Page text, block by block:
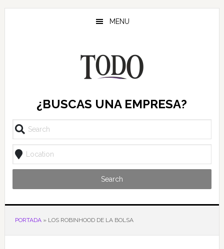
Saltar
Saltar
Saltar
MENU
¿BUSCAS UNA EMPRESA?
Search
PORTADA» LOS ROBINHOOD DE LA BOLSA